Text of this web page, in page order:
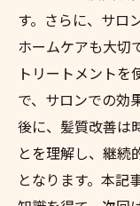
す。さらに、サロ
ホームケアも大切
トリートメントを
で、サロンでの効
後に、髪質改善は
とを理解し、継続
となります。本記